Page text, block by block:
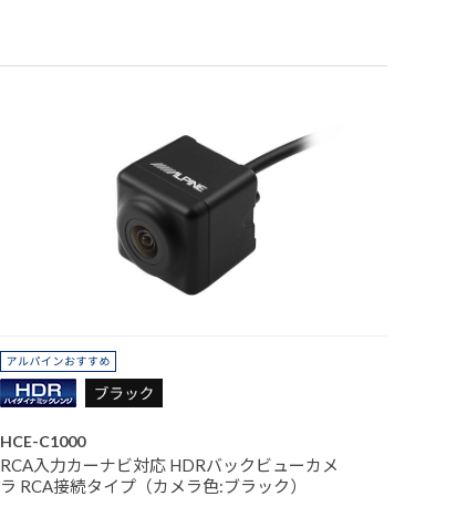
HCE-C1000
RCA入力カーナビ対応 HDRバックビューカメ
ラ RCA接続タイプ（カメラ色:ブラック）